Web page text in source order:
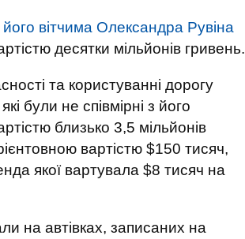
вітчима Олександра Рувіна
десятки мільйонів гривень.
та користуванні дорогу
були не співмірні з його
близько 3,5 мільйонів
вартістю $150 тисяч,
якої вартувала $8 тисяч на
на автівках, записаних на